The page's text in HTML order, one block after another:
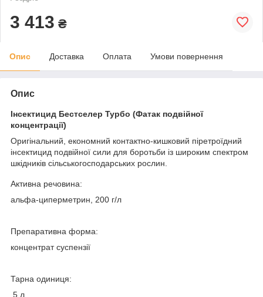
3 413 ₴
Опис Доставка Оплата Умови повернення
Опис
Інсектицид Бестселер Турбо (Фатак подвійної
концентрації)
Оригінальний, економний контактно-кишковий піретроїдний
інсектицид подвійної сили для боротьби із широким спектром
шкідників сільськогосподарських рослин.
Активна речовина:
альфа-циперметрин, 200 г/л
Препаративна форма:
концентрат суспензії
Тарна одиниця:
5 л